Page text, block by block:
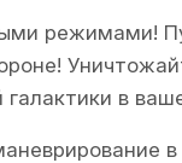
режимами!
в